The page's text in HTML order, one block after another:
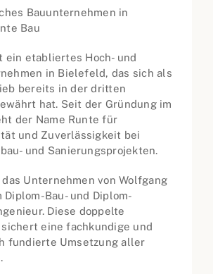
Bauunternehmen in
Bau
ein etabliertes Hoch- und
in Bielefeld, das sich als
bereits in der dritten
hat. Seit der Gründung im
der Name Runte für
und Zuverlässigkeit bei
und Sanierungsprojekten.
Unternehmen von Wolfgang
Diplom-Bau- und Diplom-
Diese doppelte
eine fachkundige und
fundierte Umsetzung aller